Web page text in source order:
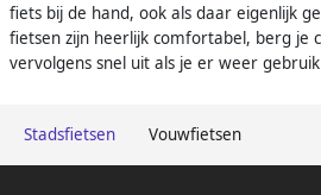
Stadsfietsen Vouwfietsen
fiets bij de hand, ook als daar eigenlijk
fietsen zijn heerlijk comfortabel, berg je
vervolgens snel uit als je er weer